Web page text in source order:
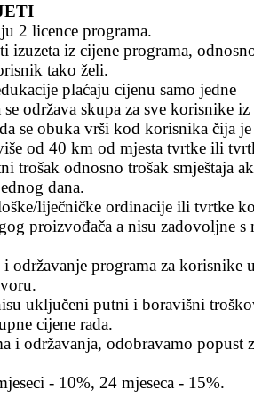
2 licence programa.
izuzeta iz cijene programa,
tako želi.
plaćaju cijenu samo jedne
održava skupa za sve korisnike iz
se obuka vrši kod korisnika čija je
od 40 km od mjesta tvrtke ili
trošak odnosno trošak smještaja
dana.
liječničke ordinacije ili tvrtke
proizvođača a nisu zadovoljne s
i održavanje programa za korisnike
uključeni putni i boravišni
cijene rada.
i održavanja, odobravamo popust
- 10%, 24 mjeseca - 15%.